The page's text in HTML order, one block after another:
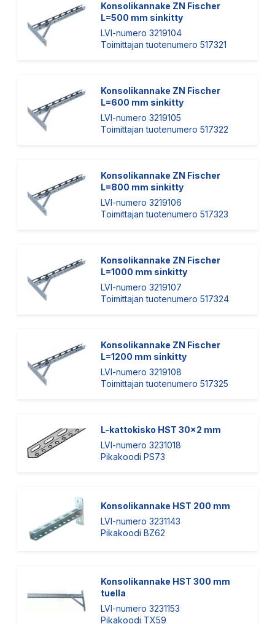
Konsolikannake ZN Fischer
L=500 mm sinkitty
LVI-numero 3219104
Toimittajan tuotenumero 517321
Konsolikannake ZN Fischer
L=600 mm sinkitty
LVI-numero 3219105
Toimittajan tuotenumero 517322
Konsolikannake ZN Fischer
L=800 mm sinkitty
LVI-numero 3219106
Toimittajan tuotenumero 517323
Konsolikannake ZN Fischer
L=1000 mm sinkitty
LVI-numero 3219107
Toimittajan tuotenumero 517324
Konsolikannake ZN Fischer
L=1200 mm sinkitty
LVI-numero 3219108
Toimittajan tuotenumero 517325
L-kattokisko HST 30x2 mm
LVI-numero 3231018
Pikakoodi PS73
Konsolikannake HST 200 mm
LVI-numero 3231143
Pikakoodi BZ62
Konsolikannake HST 300 mm
tuella
LVI-numero 3231153
Pikakoodi TX59